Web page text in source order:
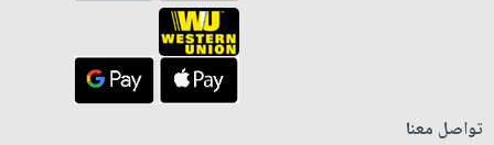
تواصل معنا